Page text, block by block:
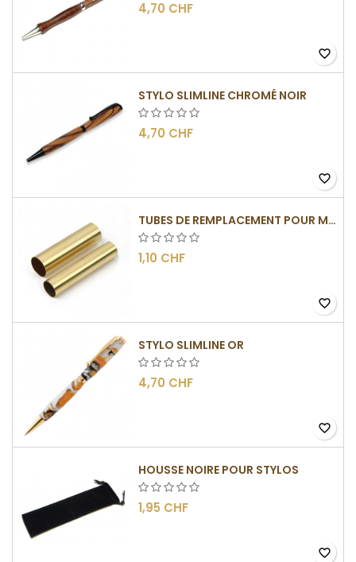
4,70 CHF
favorite_border
STYLO SLIMLINE CHROMÉ NOIR
4,70 CHF
favorite_border
TUBES DE REMPLACEMENT POUR MÉCANISMES SLIMLINE
1,10 CHF
favorite_border
STYLO SLIMLINE OR
4,70 CHF
favorite_border
HOUSSE NOIRE POUR STYLOS
1,95 CHF
favorite_border